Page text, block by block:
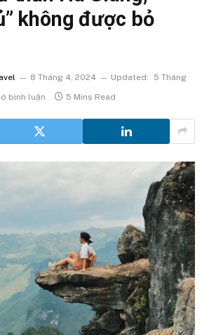
không được bỏ
8 Tháng 4, 2024 Updated:
5 Tháng
bình luận 5 Mins Read